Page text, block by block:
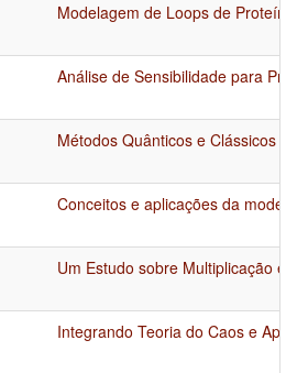
Modelagem de Loops de
Análise de Sensibilidade para
Métodos Quânticos e
Conceitos e aplicações da
Um Estudo sobre Multiplicação
Integrando Teoria do Caos e